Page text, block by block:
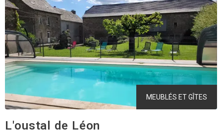
MEUBLÉS ET GÎTES
L'oustal de Léon